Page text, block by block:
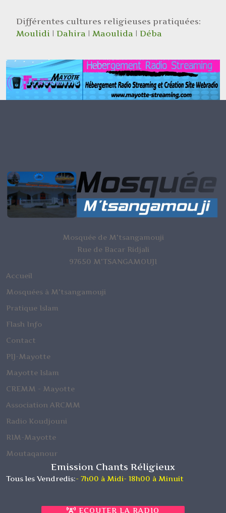
Différentes cultures religieuses pratiquées:
Moulidi | Dahira | Maoulida | Déba
Mosquée de M'tsangamouji
Rue de Bacar Ridjali
97650 M'TSANGAMOUJI
Accueil
Mosquées à M'tsangamouji
Pratique Islam
Flash Info
Contact
PIJ-Mayotte
Mayotte Islam
CREMM - Mayotte
Association ARCMM
Radio Koudjouni
RIM-Mayotte
Moutaqanour
Emission Chants Réligieux
Tous les Vendredis:- 7h00 à Midi- 18h00 à Minuit
ECOUTER LA RADIO